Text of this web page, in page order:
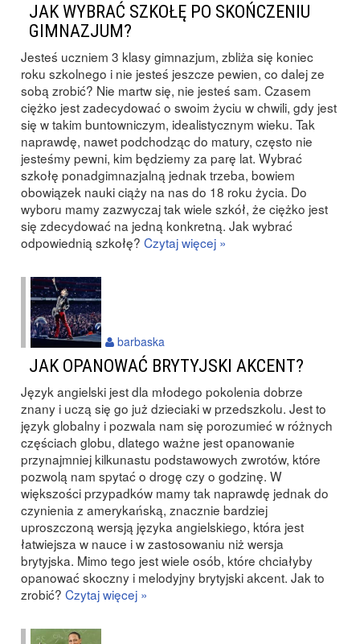
JAK WYBRAĆ SZKOŁĘ PO SKOŃCZENIU
GIMNAZJUM?
Jesteś uczniem 3 klasy gimnazjum, zbliża się koniec
roku szkolnego i nie jesteś jeszcze pewien, co dalej ze
sobą zrobić? Nie martw się, nie jesteś sam. Czasem
ciężko jest zadecydować o swoim życiu w chwili, gdy jest
się w takim buntowniczym, idealistycznym wieku. Tak
naprawdę, nawet podchodząc do matury, często nie
jesteśmy pewni, kim będziemy za parę lat. Wybrać
szkołę ponadgimnazjalną jednak trzeba, bowiem
obowiązek nauki ciąży na nas do 18 roku życia. Do
wyboru mamy zazwyczaj tak wiele szkół, że ciężko jest
się zdecydować na jedną konkretną. Jak wybrać
odpowiednią szkołę? Czytaj więcej »
JAK OPANOWAĆ BRYTYJSKI AKCENT?
Język angielski jest dla młodego pokolenia dobrze
znany i uczą się go już dzieciaki w przedszkolu. Jest to
język globalny i pozwala nam się porozumieć w różnych
częściach globu, dlatego ważne jest opanowanie
przynajmniej kilkunastu podstawowych zwrotów, które
pozwolą nam spytać o drogę czy o godzinę. W
większości przypadków mamy tak naprawdę jednak do
czynienia z amerykańską, znacznie bardziej
uproszczoną wersją języka angielskiego, która jest
łatwiejsza w nauce i w zastosowaniu niż wersja
brytyjska. Mimo tego jest wiele osób, które chciałyby
opanować skoczny i melodyjny brytyjski akcent. Jak to
zrobić? Czytaj więcej »
barbaska